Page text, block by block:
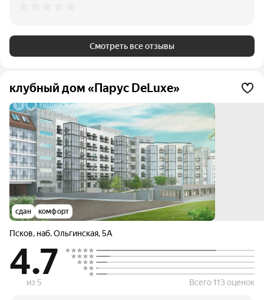
Смотреть все отзывы
клубный дом «Парус DeLuxe»
сдан комфорт
Псков, наб. Ольгинская,5А
4.7
из 5 Всего 113 оценок